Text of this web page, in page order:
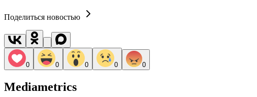
Поделиться новостью
0 0 0 0 0
Mediametrics